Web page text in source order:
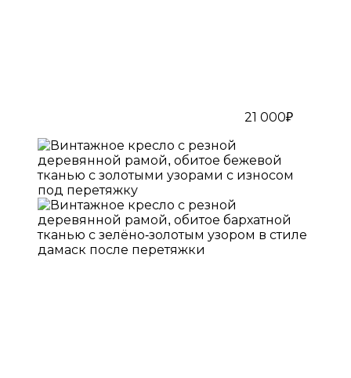
21 000₽